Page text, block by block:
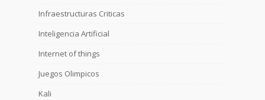
Infraestructuras Criticas
Inteligencia Artificial
Internet of things
Juegos Olimpicos
Kali